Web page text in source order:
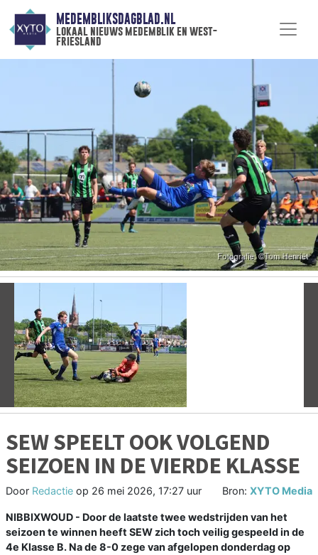
MEDEMBLIKSDAGBLAD.NL
lokaal nieuws medemblik en west-
friesland
Vorige
SEW SPEELT OOK VOLGEND
SEIZOEN IN DE VIERDE KLASSE
Door Redactie op 26 mei 2026, 17:27 uur Bron: XYTO Media
NIBBIXWOUD - Door de laatste twee wedstrijden van het
seizoen te winnen heeft SEW zich toch veilig gespeeld in de
4e Klasse B. Na de 8-0 zege van afgelopen donderdag op